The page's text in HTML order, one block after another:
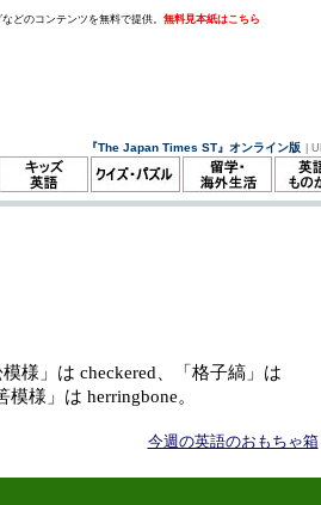
どのコンテンツを無料で提供。 無料見本紙はこちら
『The Japan Times ST』オンライン版 |
様」は checkered、「格子縞」は
様」は herringbone。
今週の英語のおもちゃ箱